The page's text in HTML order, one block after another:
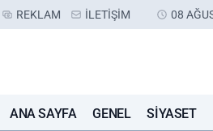
REKLAM İLETIŞIM 08
ANA SAYFA GENEL SIYASET